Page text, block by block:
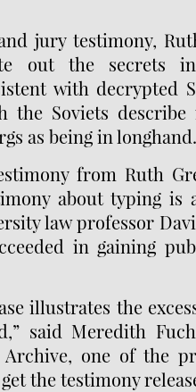
jury testimony,
out the secrets
with decrypted
the Soviets describe
as being in
from Ruth
about typing is
law professor
in gaining
illustrates the
said Meredith
Archive, one of the
the testimony